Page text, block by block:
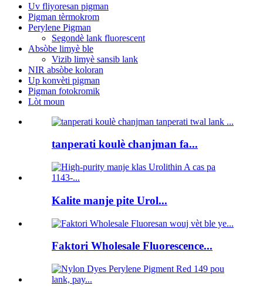
Uv fliyoresan pigman
Pigman tèrmokrom
Perylene Pigman
Segondè lank fluorescent
Absòbe limyè ble
Vizib limyè sansib lank
NIR absòbe koloran
Up konvèti pigman
Pigman fotokromik
Lòt moun
tanperati koulè chanjman fa...
Kalite manje pite Urol...
Faktori Wholesale Fluorescence...